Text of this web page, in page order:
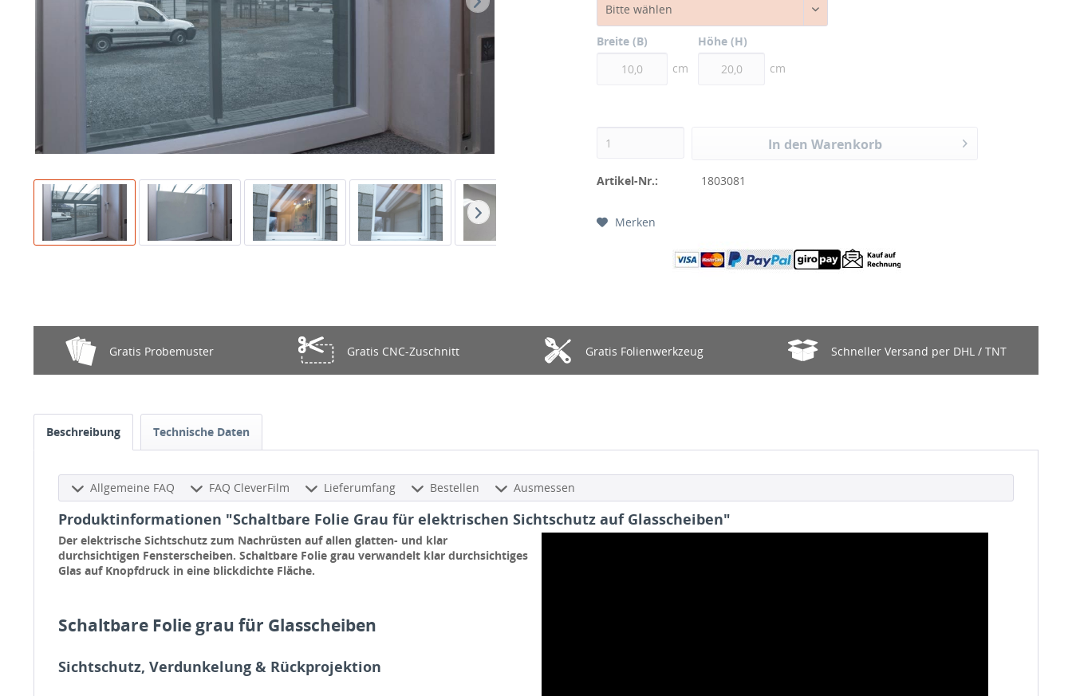
Bitte wählen
Breite (B)
cm
Höhe (H)
cm
In den Warenkorb
Artikel-Nr.: 1803081
Merken
Gratis Probemuster Gratis CNC-Zuschnitt Gratis Folienwerkzeug Schneller Versand per DHL / TNT
Beschreibung Technische Daten
Allgemeine FAQ FAQ CleverFilm Lieferumfang Bestellen Ausmessen
Produktinformationen "Schaltbare Folie Grau für elektrischen Sichtschutz auf Glasscheiben"
Der elektrische Sichtschutz zum Nachrüsten auf allen glatten- und klar
durchsichtigen Fensterscheiben. Schaltbare Folie grau verwandelt klar durchsichtiges
Glas auf Knopfdruck in eine blickdichte Fläche.
Schaltbare Folie grau für Glasscheiben
Sichtschutz, Verdunkelung & Rückprojektion